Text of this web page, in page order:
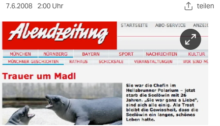
kultur
sport
berlin
nord
wahrheit
verlag
7.6.2008 2:00 Uhr teilen